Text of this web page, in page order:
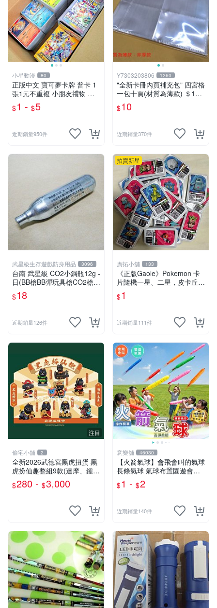
小星動漫 80
正版中文 寶可夢卡牌 普卡 1
張1元不重複 小朋友禮物 補
習班獎勵 中文版 PTCG寶可
夢卡 官方現貨
$1 - $5
近期銷量950件
Y7303203806 1260
"全新卡冊內頁補充包" 四宮格
一包十頁(材質為薄款) ＄10
元 (下單最少十包)
$10
近期銷量370件
武星級生存遊戲防身用品 3096
台南 武星級 CO2小鋼瓶12g -
日(BB槍BB彈玩具槍CO2槍長
槍短槍模型槍壓縮氣瓶氮氣瓶
$18
近期銷量126件
拍賣新星
廣拓小舖 133
《正版Gaole》Pokemon 卡
片隨機一星、二星，皮卡丘、
小火龍、秒花種子、傑尼龜
$1
近期銷量111件
注目
偷宅小舖 2
￼全新2026武德宮黑虎扭蛋 黑
虎扮仙趣整組9款(達摩、鍾
馗、神農大帝、地藏王、三太
子、關公、觀音、太陽星君、
$280 - $3,000
意樂舖 46030
【火箭氣球】會飛會叫的氣球
長條氣球 氣球布置園遊會氣
球 生日派對氣球 彩色氣球☆
意樂鋪☆
$1 - $2
近期銷量140件